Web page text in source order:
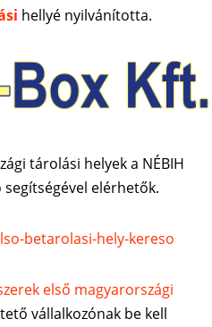
hellyé nyilvánította.
tárolási helyek a NÉBIH
elérhetők.
betarolasi-hely-kereso
első magyarországi
vállalkozónak be kell